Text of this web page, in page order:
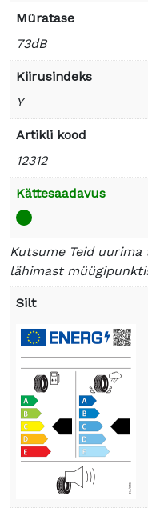
Müratase
73dB
Kiirusindeks
Y
Artikli kood
12312
Kättesaadavus
Kutsume Teid
lähimast
Silt